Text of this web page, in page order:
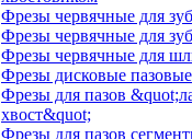
Фрезы червячные для
Фрезы червячные для
Фрезы червячные для
Фрезы дисковые пазовые
Фрезы для пазов
хвост&quot;
Фрезы для пазов